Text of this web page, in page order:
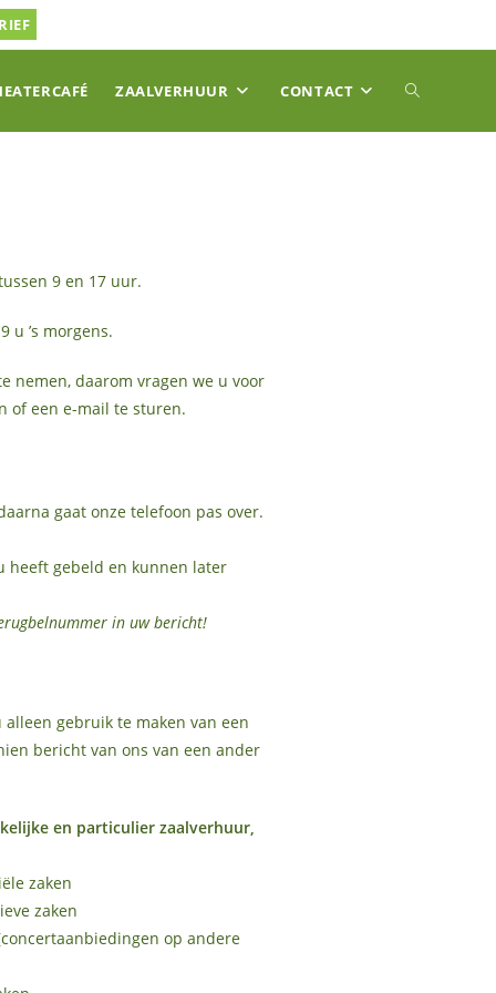
ZAALVERHUUR CONTACT TOGGLE
9 en 17 uur.
u ’s morgens.
nemen, daarom vragen we u voor
of een e-mail te sturen.
gaat onze telefoon pas over.
heeft gebeld en kunnen later
in uw bericht!
gebruik te maken van een
bericht van ons van een ander
en particulier zaalverhuur,
zaken
zaken
op andere